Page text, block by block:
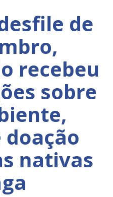
de
recebeu
sobre
nativas